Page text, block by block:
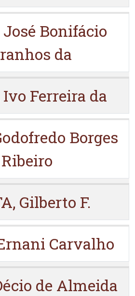
José Bonifácio
da
Ivo Ferreira da
Borges
Ribeiro
Gilberto F.
Carvalho
de Almeida